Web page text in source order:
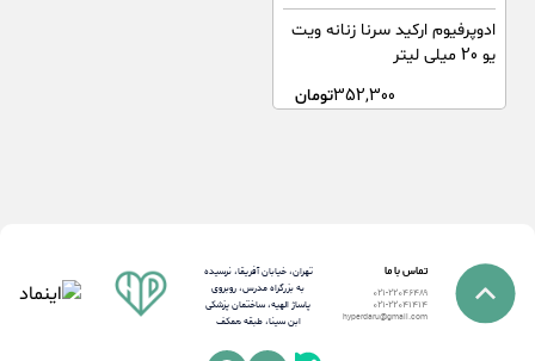
ادوپرفیوم ارکید سرنا زنانه ویت
یو 20 میلی لیتر
352,300تومان
تماس با ما
021-22046489
021-22041414
hyperdaru@gmail.com
تهران، خیابان آفریقا، نرسیده
به بزرگراه مدرس، روبروی
پاساژ الهیه، ساختمان پزشکی
ابن سینا، طبقه همکف